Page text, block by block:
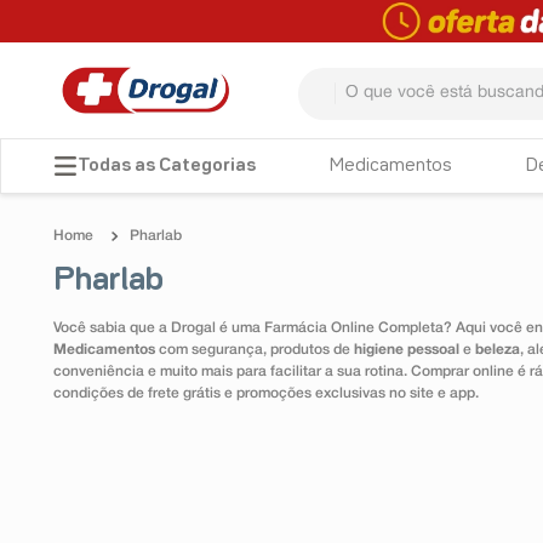
Medicamentos
Pharlab
Pharlab
Você sabia que a Drogal é uma Farmácia Online Completa? Aqui você
Medicamentos com segurança, produtos de higiene pessoal e beleza,
conveniência e muito mais para facilitar a sua rotina. Comprar online é
condições de frete grátis e promoções exclusivas no site e app.
TERMOS MAIS BUSCADOS
4º tadalafila
5º minoxidil